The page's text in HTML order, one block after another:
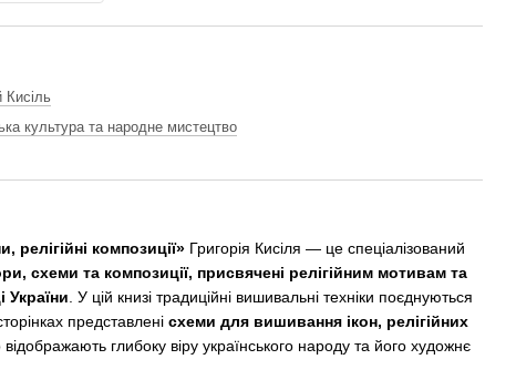
Кисіль
культура та народне мистецтво
релігійні композиції» Григорія Кисіля — це спеціалізований
схеми та композиції, присвячені релігійним мотивам та
України . У цій книзі традиційні вишивальні техніки поєднуються
представлені схеми для вишивання ікон, релігійних
відображають глибоку віру українського народу та його художнє